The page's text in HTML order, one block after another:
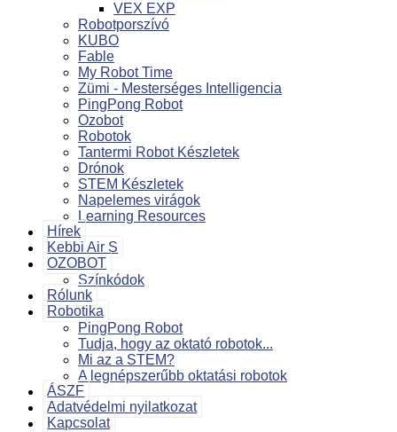
VEX EXP
Robotporszívó
KUBO
Fable
My Robot Time
Zümi - Mesterséges Intelligencia
PingPong Robot
Ozobot
Robotok
Tantermi Robot Készletek
Drónok
STEM Készletek
Napelemes virágok
Learning Resources
Hírek
Kebbi Air S
OZOBOT
Színkódok
Rólunk
Robotika
PingPong Robot
Tudja, hogy az oktató robotok...
Mi az a STEM?
A legnépszerűbb oktatási robotok
ÁSZF
Adatvédelmi nyilatkozat
Kapcsolat